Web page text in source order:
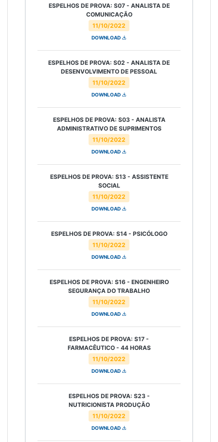
11/10/2022
ESPELHOS DE PROVA: S07 - ANALISTA DE
COMUNICAÇÃO
DOWNLOAD
11/10/2022
ESPELHOS DE PROVA: S02 - ANALISTA DE
DESENVOLVIMENTO DE PESSOAL
DOWNLOAD
11/10/2022
ESPELHOS DE PROVA: S03 - ANALISTA
ADMINISTRATIVO DE SUPRIMENTOS
DOWNLOAD
11/10/2022
ESPELHOS DE PROVA: S13 - ASSISTENTE
SOCIAL
DOWNLOAD
11/10/2022
ESPELHOS DE PROVA: S14 - PSICÓLOGO
DOWNLOAD
11/10/2022
ESPELHOS DE PROVA: S16 - ENGENHEIRO
SEGURANÇA DO TRABALHO
DOWNLOAD
11/10/2022
ESPELHOS DE PROVA: S17 -
FARMACÊUTICO - 44 HORAS
DOWNLOAD
11/10/2022
ESPELHOS DE PROVA: S23 -
NUTRICIONISTA PRODUÇÃO
DOWNLOAD